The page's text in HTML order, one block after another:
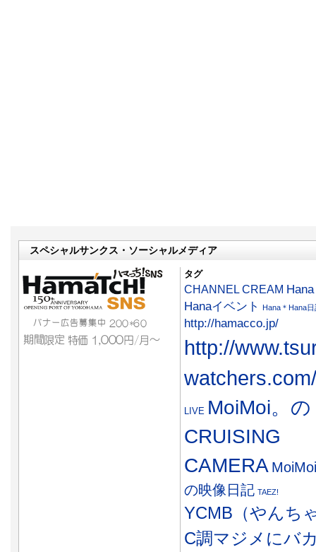
スペシャルサンクス・ソーシャルメディア
タグ
CHANNEL CREAM
Hanaイベント
Hana＊Hana日
http://hamacco.jp/
http://
watchers.com/
LIVE MoiMoi。の
CRUISING
CAMERA
の映像日記 TAEZ!
YCMB（やんち
C調マジメにバ